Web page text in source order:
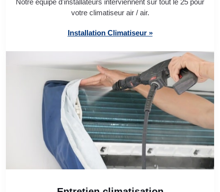
Notre équipe d'installateurs interviennent sur tout le 25 pour
votre climatiseur air / air.
Installation Climatiseur »